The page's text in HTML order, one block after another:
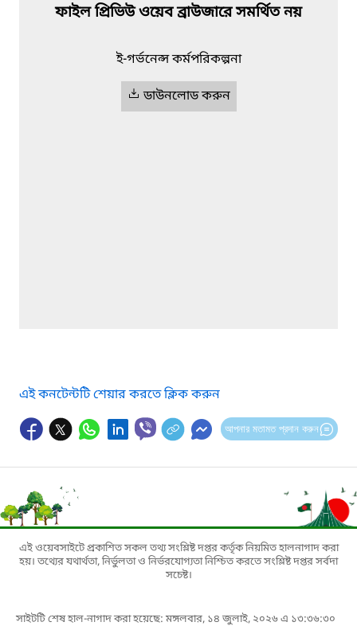
ফাইল প্রিভিউ ওয়েব ব্রাউজারে সমর্থিত নয়
ই-গর্ভনেন্স কর্মপরিকল্পনা
ডাউনলোড করুন
এই কনটেন্টটি শেয়ার করতে ক্লিক করুন
আপনার মতামত প্রদান করুন
এই ওয়েবসাইটে প্রকাশিত সকল তথ্য সংশ্লিষ্ট দপ্তর কর্তৃক নিয়মিত হালনাগাদ করা
হয়। তথ্যের যথার্থতা, নির্ভুলতা ও নির্ভরযোগ্যতা নিশ্চিত করতে সংশ্লিষ্ট দপ্তর সর্বদা
সচেষ্ট।
সাইটটি শেষ হাল-নাগাদ করা হয়েছে: মঙ্গলবার, ১৪ জুলাই, ২০২৬ এ ১৩:৩৬:৩০